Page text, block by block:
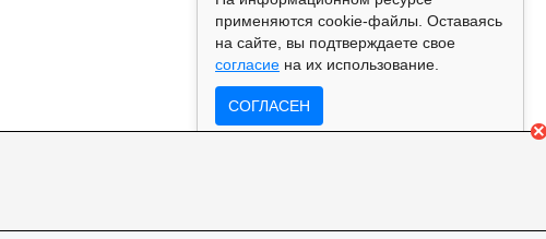
применяются cookie-файлы. Оставаясь
на сайте, вы подтверждаете свое
согласие на их использование.
СОГЛАСЕН